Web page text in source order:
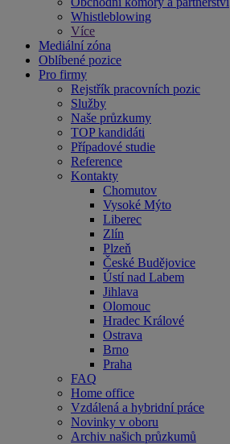
Whistleblowing
Více
Mediální zóna
Oblíbené pozice
Pro firmy
Rejstřík pracovních pozic
Služby
Naše průzkumy
TOP kandidáti
Případové studie
Reference
Kontakty
Chomutov
Vysoké Mýto
Liberec
Zlín
Plzeň
České Budějovice
Ústí nad Labem
Jihlava
Olomouc
Hradec Králové
Ostrava
Brno
Praha
FAQ
Home office
Vzdálená a hybridní práce
Novinky v oboru
Archiv našich průzkumů